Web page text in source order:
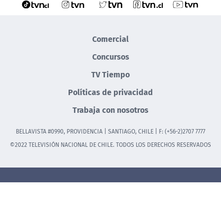
Comercial
Concursos
TV Tiempo
Políticas de privacidad
Trabaja con nosotros
BELLAVISTA #0990, PROVIDENCIA | SANTIAGO, CHILE | F: (+56-2)2707 7777
©2022 TELEVISIÓN NACIONAL DE CHILE. TODOS LOS DERECHOS RESERVADOS